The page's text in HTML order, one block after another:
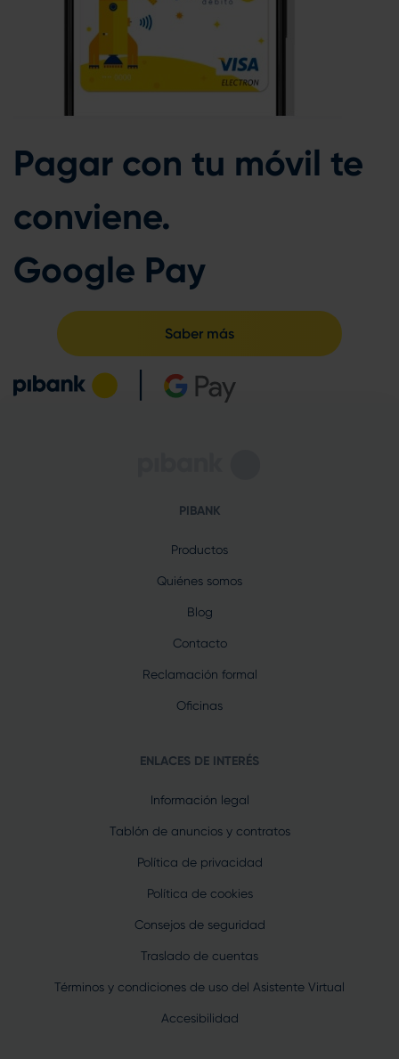
Pagar con tu móvil te
conviene.
Google Pay
Saber más
PIBANK
Productos
Quiénes somos
Blog
Contacto
Reclamación formal
Oficinas
ENLACES DE INTERÉS
Información legal
Tablón de anuncios y contratos
Política de privacidad
Política de cookies
Consejos de seguridad
Traslado de cuentas
Términos y condiciones de uso del Asistente Virtual
Accesibilidad